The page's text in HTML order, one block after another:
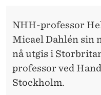
NHH-professor
Micael Dahlén sin
nå utgis i
professor ved
Stockholm.